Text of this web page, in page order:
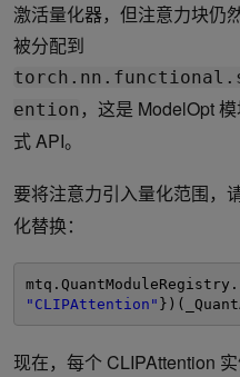
激活量化器，但注意力块仍
被分配到
ention ，这是 ModelOpt
式 API。
要将注意力引入量化范围，
化替换：
"CLIPAttention"
现在，每个 CLIPAttention